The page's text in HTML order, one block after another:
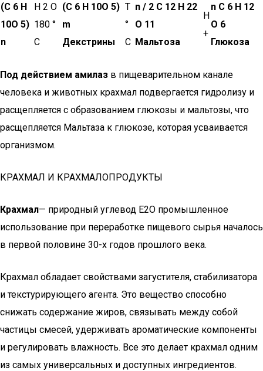
(С 6 ​​Н
10О 5)
n
Н 2 О
180 °
C
(С 6 ​​Н 10О 5)
m
Декстрины
Т
°
C
n / 2 С 12 Н 22
О 11
Мальтоза
Н
+
n С 6 Н 12
О 6
Глюкоза
Под действием амилаз в пищеварительном канале
человека и животных крахмал подвергается гидролизу и
расщепляется с образованием глюкозы и мальтозы, что
расщепляется Мальтаза к глюкозе, которая усваивается
организмом.
КРАХМАЛ И КРАХМАЛОПРОДУКТЫ
Крахмал— природный углевод E2О промышленное
использование при переработке пищевого сырья началось
в первой половине 30-х годов прошлого века.
Крахмал обладает свойствами загустителя, стабилизатора
и текстурирующего агента. Это вещество способно
снижать содержание жиров, связывать между собой
частицы смесей, удерживать ароматические компоненты
и регулировать влажность. Все это делает крахмал одним
из самых универсальных и доступных ингредиентов.